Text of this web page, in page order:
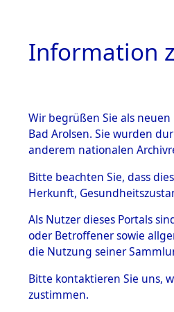
BESTÄNDE
Inhaftierungsdoku
mente
5. Verschiedenes
Todesmärsche
5.3.1 Alliierte
Information
Wir begrüßen Sie als
Bad Arolsen. Sie wurden
anderem nationalen
Bitte beachten Sie, dass
Herkunft,
Als Nutzer dieses Portals
oder Betroffener sowie
die Nutzung seiner
Bitte kontaktieren Sie uns,
zustimmen.